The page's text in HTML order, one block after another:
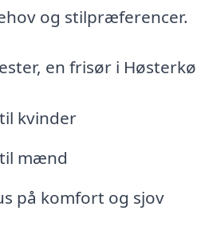
og stilpræferencer.
en frisør i
kvinder
mænd
på komfort og sjov